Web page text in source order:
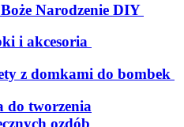
Narodzenie DIY
i akcesoria
z domkami do bombek
do tworzenia
ozdób